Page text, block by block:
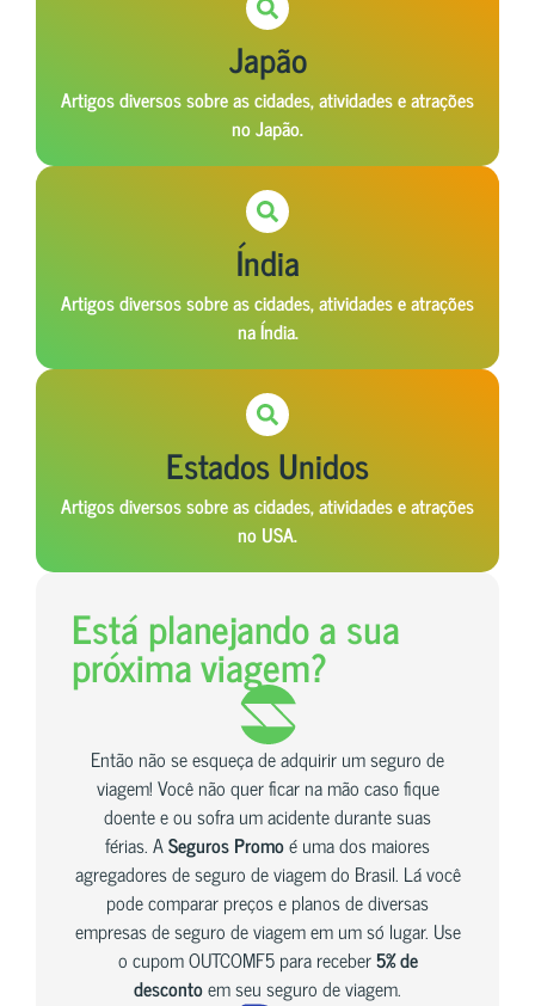
Japão
Artigos diversos sobre as cidades, atividades e atrações
no Japão.
Índia
Artigos diversos sobre as cidades, atividades e atrações
na Índia.
Estados Unidos
Artigos diversos sobre as cidades, atividades e atrações
no USA.
Está planejando a sua
próxima viagem?
Então não se esqueça de adquirir um seguro de
viagem! Você não quer ficar na mão caso fique
doente e ou sofra um acidente durante suas
férias. ASeguros Promoé uma dos maiores
agregadores de seguro de viagem do Brasil. Lá você
pode comparar preços e planos de diversas
empresas de seguro de viagem em um só lugar. Use
o cupom OUTCOMF5 para receber5% de
descontoem seu seguro de viagem.